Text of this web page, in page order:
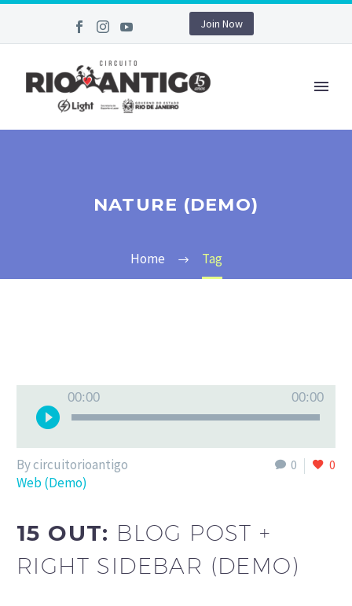
Join Now
NATURE (DEMO)
Home Tag
de
00:00 00:00
0 0
By circuitorioantigo
Web (Demo)
15 OUT: BLOG POST +
RIGHT SIDEBAR (DEMO)